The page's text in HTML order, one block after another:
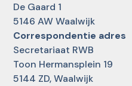
De Gaard 1
5146 AW Waalwijk
Correspondentie adres
Secretariaat RWB
Toon Hermansplein 19
5144 ZD, Waalwijk